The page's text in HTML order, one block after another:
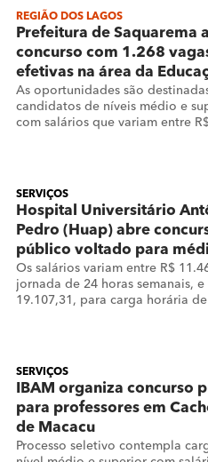
REGIÃO DOS LAGOS
Prefeitura de Saquarema
concurso com 1.268
efetivas na área da
As oportunidades são
candidatos de níveis médio e
com salários que variam entre
SERVIÇOS
Hospital Universitário
Pedro (Huap) abre
público voltado para
Os salários variam entre R$
jornada de 24 horas semanais, e
19.107,31, para carga horária
SERVIÇOS
IBAM organiza concurso
para professores em
de Macacu
Processo seletivo contempla